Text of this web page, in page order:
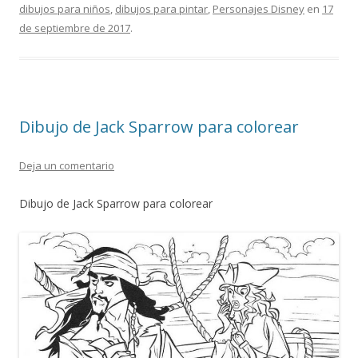
o A
dibujos para niños, dibujos para pintar, Personajes Disney en 17
de septiembre de 2017.
Dibujo de Jack Sparrow para colorear
Deja un comentario
Dibujo de Jack Sparrow para colorear